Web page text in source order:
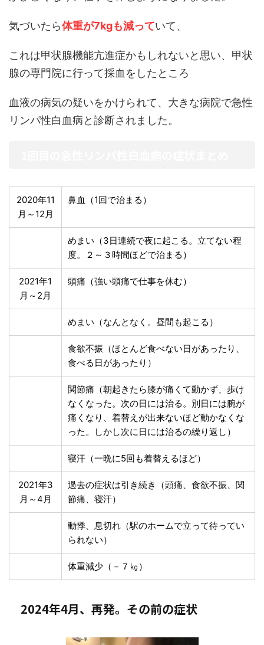
気づいたら体重が7kgも減っていて、
これは甲状腺機能亢進症かもしれないと思い、甲状
腺の専門院に行って採血をしたところ
血液の病気の疑いをかけられて、大きな病院で急性
リンパ性白血病と診断されました。
2020年11
月～12月
鼻血（1回で治まる）
めまい（3日連続で夜に起こる。立てない程
度。２～３時間ほどで治まる）
2021年1
月～2月
頭痛（強い頭痛で仕事を休む）
めまい（なんとなく。昼間も起こる）
食欲不振（ほとんど食べない日があったり、
食べる日があったり）
関節痛（朝起きたら膝が痛くて動かず、歩け
なくなった。次の日には治る。別日には腕が
痛くなり、着替えが出来ないほど動かなくな
った。しかし次に日には治るの繰り返し）
寝汗（一晩に5回も着替えるほど）
2021年3
月～4月
過去の症状は引き続き（頭痛、食欲不振、関
節痛、寝汗）
動悸、息切れ（駅のホームで立って待ってい
られない）
体重減少（－７㎏）
2024年4月、再発。その前の症状